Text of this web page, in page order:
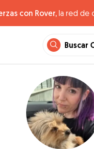
con Rover, la red de
Buscar